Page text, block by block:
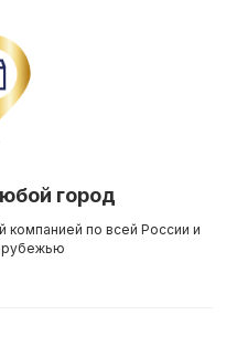
город
компанией по всей России и